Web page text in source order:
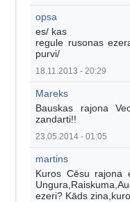
opsa
es/ kas
regule rusonas
purvi/
18.11.2013 - 20:29
Mareks
Bauskas rajona
zandarti!!
23.05.2014 - 01:05
martins
Kuros Cēsu rajona
ezeri? Kāds